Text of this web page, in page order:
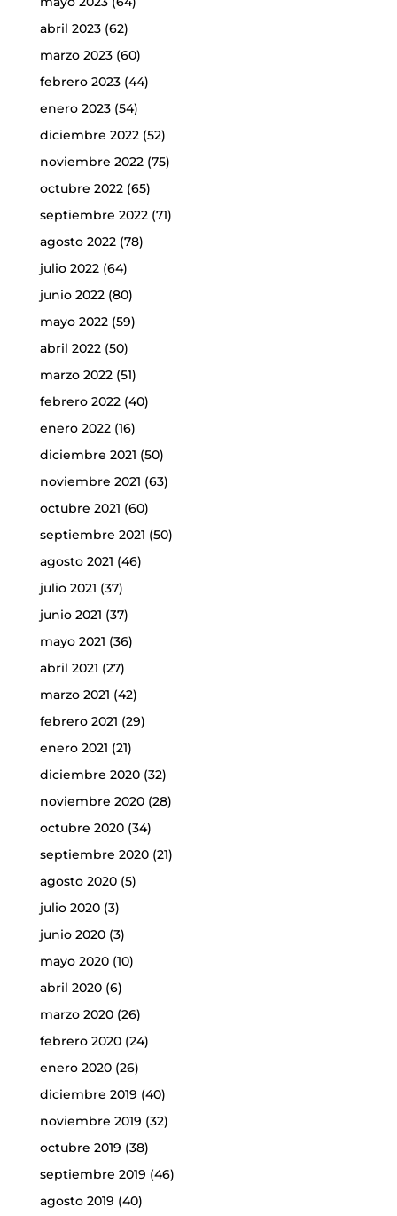
abril 2023(62)
marzo 2023(60)
febrero 2023(44)
enero 2023(54)
diciembre 2022(52)
noviembre 2022(75)
octubre 2022(65)
septiembre 2022(71)
agosto 2022(78)
julio 2022(64)
junio 2022(80)
mayo 2022(59)
abril 2022(50)
marzo 2022(51)
febrero 2022(40)
enero 2022(16)
diciembre 2021 (50)
noviembre 2021 (63)
octubre 2021 (60)
septiembre 2021 (50)
agosto 2021 (46)
julio 2021 (37)
junio 2021 (37)
mayo 2021 (36)
abril 2021 (27)
marzo 2021 (42)
febrero 2021 (29)
enero 2021 (21)
diciembre 2020(32)
noviembre 2020(28)
octubre 2020(34)
septiembre 2020(21)
agosto 2020(5)
julio 2020(3)
junio 2020(3)
mayo 2020(10)
abril 2020(6)
marzo 2020(26)
febrero 2020(24)
enero 2020(26)
diciembre 2019 (40)
noviembre 2019 (32)
octubre 2019 (38)
septiembre 2019 (46)
agosto 2019 (40)